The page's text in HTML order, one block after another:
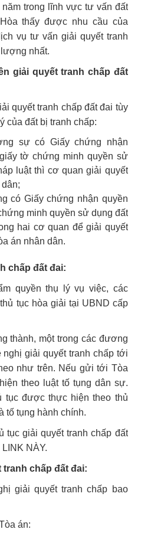
trong lĩnh vực tư vấn đất
thấy được nhu cầu của
vụ tư vấn giải quyết tranh
nhất.
giải quyết tranh chấp đất
quyết tranh chấp đất đai tùy
của đất bị tranh chấp:
sự có Giấy chứng nhận
tờ chứng minh quyền sử
luật thì cơ quan giải quyết
có Giấy chứng nhận quyền
minh quyền sử dụng đất
hai cơ quan để giải quyết
án nhân dân.
chấp đất đai:
quyền thụ lý vụ việc, các
tục hòa giải tại UBND cấp
thành, một trong các đương
giải quyết tranh chấp tới
như trên. Nếu gửi tới Tòa
theo luật tố tụng dân sự.
tục được thực hiện theo thủ
tố tụng hành chính.
tục giải quyết tranh chấp đất
NÀY.
chấp đất đai:
giải quyết tranh chấp bao
án: